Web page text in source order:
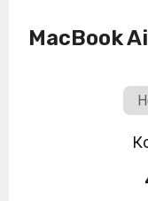
MacBook